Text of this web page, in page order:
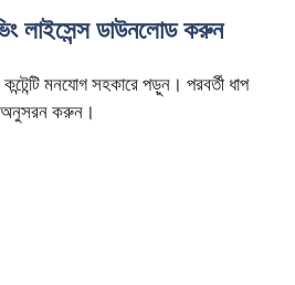
লাইসেন্স ডাউনলোড করুন
মনযোগ সহকারে পড়ুন। পরবর্তী ধাপ
অনুসরন করুন।